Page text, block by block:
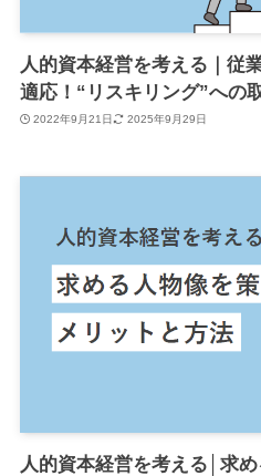
人的資本経営を考える｜従
適応！“リスキリング”への
2022年9月21日 2025年9月29日
人的資本経営を考える│求